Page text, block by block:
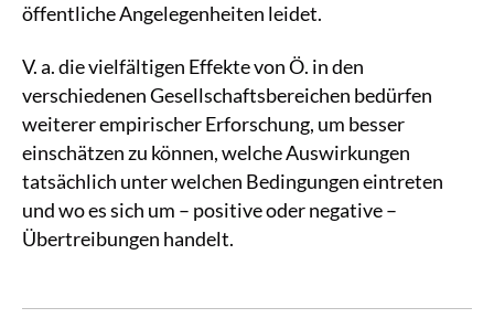
öffentliche Angelegenheiten leidet.
V. a. die vielfältigen Effekte von Ö. in den
verschiedenen Gesellschaftsbereichen bedürfen
weiterer empirischer Erforschung, um besser
einschätzen zu können, welche Auswirkungen
tatsächlich unter welchen Bedingungen eintreten
und wo es sich um – positive oder negative –
Übertreibungen handelt.